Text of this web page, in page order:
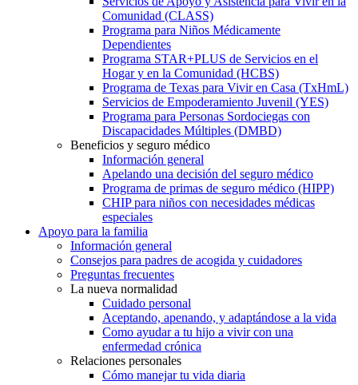
Comunidad (CLASS)
Programa para Niños Médicamente
Dependientes
Programa STAR+PLUS de Servicios en el
Hogar y en la Comunidad (HCBS)
Programa de Texas para Vivir en Casa (TxHmL)
Servicios de Empoderamiento Juvenil (YES)
Programa para Personas Sordociegas con
Discapacidades Múltiples (DMBD)
Beneficios y seguro médico
Información general
Apelando una decisión del seguro médico
Programa de primas de seguro médico (HIPP)
CHIP para niños con necesidades médicas
especiales
Apoyo para la familia
Información general
Consejos para padres de acogida y cuidadores
Preguntas frecuentes
La nueva normalidad
Cuidado personal
Aceptando, apenando, y adaptándose a la vida
Como ayudar a tu hijo a vivir con una
enfermedad crónica
Relaciones personales
Cómo manejar tu vida diaria